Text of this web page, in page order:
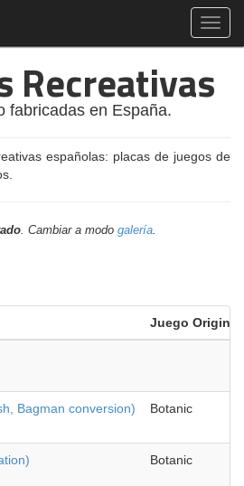
Recreativas
fabricadas en España.
españolas: placas de juegos de
. Cambiar a modo galería.
Juego Original
Bagman conversion) Botanic
Botanic